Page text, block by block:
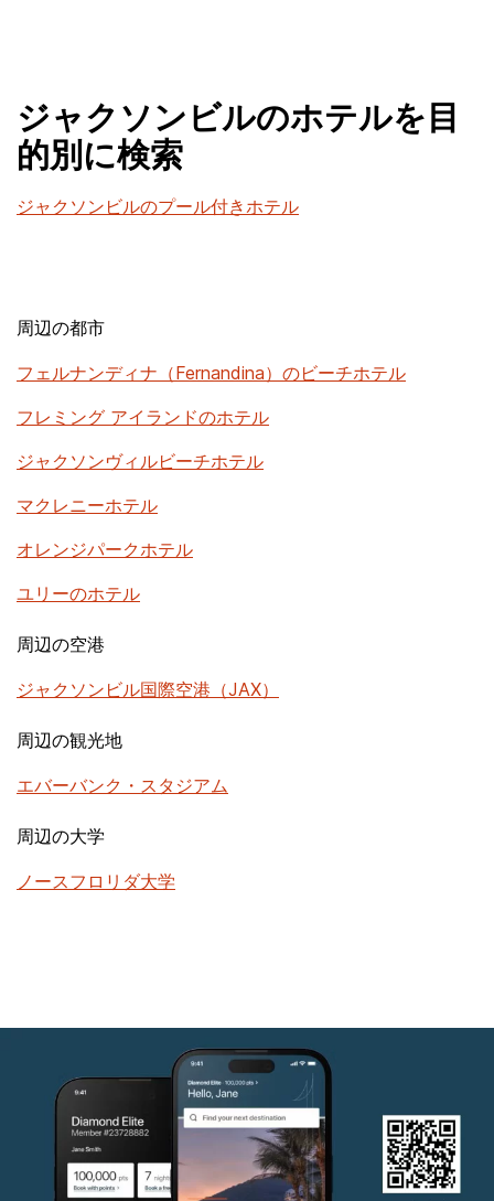
ジャクソンビルのホテルを目
的別に検索
ジャクソンビルのプール付きホテル
周辺の都市
フェルナンディナ（Fernandina）のビーチホテル
フレミング アイランドのホテル
ジャクソンヴィルビーチホテル
マクレニーホテル
オレンジパークホテル
ユリーのホテル
周辺の空港
ジャクソンビル国際空港（JAX）
周辺の観光地
エバーバンク・スタジアム
周辺の大学
ノースフロリダ大学